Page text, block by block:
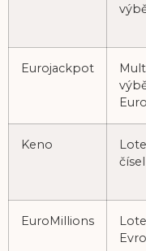
Eurojackpot
Keno
čísel
EuroMillions